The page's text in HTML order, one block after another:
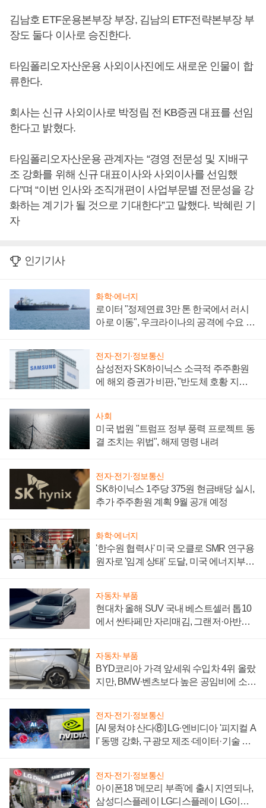
김남호 ETF운용본부장 부장, 김남의 ETF전략본부장 부
장도 둘다 이사로 승진한다.
타임폴리오자산운용 사외이사진에도 새로운 인물이 합
류한다.
회사는 신규 사외이사로 박정림 전 KB증권 대표를 선임
한다고 밝혔다.
타임폴리오자산운용 관계자는 “경영 전문성 및 지배구
조 강화를 위해 신규 대표이사와 사외이사를 선임했
다”며 “이번 인사와 조직개편이 사업부문별 전문성을 강
화하는 계기가 될 것으로 기대한다”고 말했다. 박혜린 기
자
인기기사
화학·에너지
로이터 "정제연료 3만 톤 한국에서 러시
아로 이동", 우크라이나의 공격에 수요 늘
전자·전기·정보통신
삼성전자 SK하이닉스 소극적 주주환원
에 해외 증권가 비판, "반도체 호황 지속
사회
미국 법원 "트럼프 정부 풍력 프로젝트 동
결 조치는 위법", 해제 명령 내려
전자·전기·정보통신
SK하이닉스 1주당 375원 현금배당 실시,
추가 주주환원 계획 9월 공개 예정
화학·에너지
'한수원 협력사' 미국 오클로 SMR 연구용
원자로 '임계 상태' 도달, 미국 에너지부
자동차·부품
현대차 올해 SUV 국내 베스트셀러 톱10
에서 싼타페만 자리매김, 그랜저·아반떼
자동차·부품
BYD코리아 가격 앞세워 수입차 4위 올랐
지만, BMW·벤츠보다 높은 공임비에 소비
전자·전기·정보통신
[AI 뭉쳐야 산다⑧] LG·엔비디아 '피지컬 A
I' 동맹 강화, 구광모 제조·데이터·기술 결
전자·전기·정보통신
아이폰18 '메모리 부족'에 출시 지연되나,
삼성디스플레이 LG디스플레이 LG이노